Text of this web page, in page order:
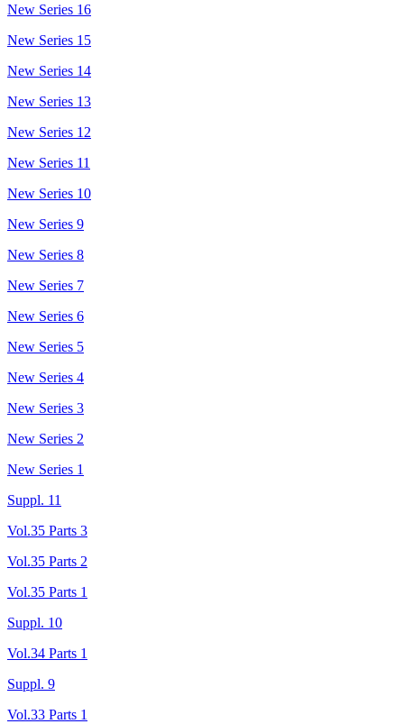
New Series 16
New Series 15
New Series 14
New Series 13
New Series 12
New Series 11
New Series 10
New Series 9
New Series 8
New Series 7
New Series 6
New Series 5
New Series 4
New Series 3
New Series 2
New Series 1
Suppl. 11
Vol.35 Parts 3
Vol.35 Parts 2
Vol.35 Parts 1
Suppl. 10
Vol.34 Parts 1
Suppl. 9
Vol.33 Parts 1